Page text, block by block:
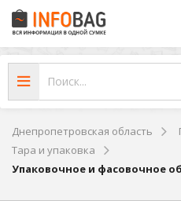
Днепропетровская область
Тара и упаковка
Упаковочное и фасовочное